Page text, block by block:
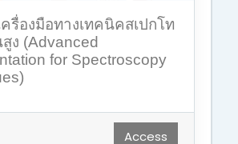
รื่องมือทางเทคนิคสเปกโท
ง (Advanced
for Spectroscopy
Access